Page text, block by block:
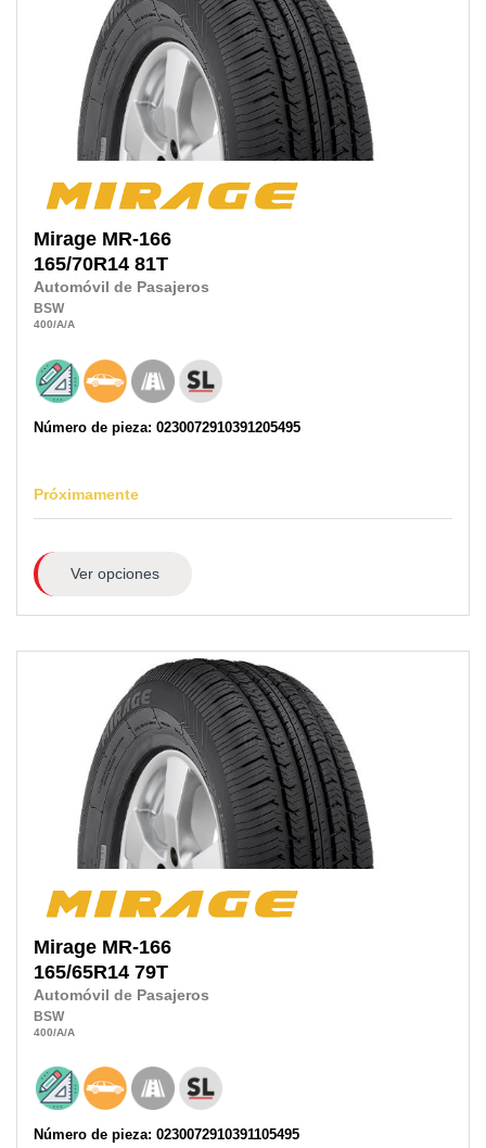
Mirage MR-166
165/70R14 81T
Automóvil de Pasajeros
BSW
400/A/A
Número de pieza: 0230072910391205495
Próximamente
Ver opciones
Mirage MR-166
165/65R14 79T
Automóvil de Pasajeros
BSW
400/A/A
Número de pieza: 0230072910391105495